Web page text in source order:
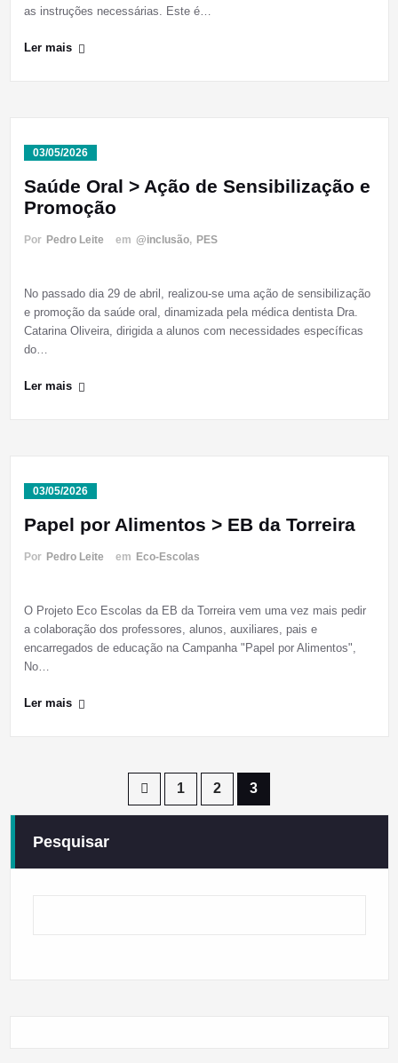
as instruções necessárias. Este é…
Ler mais
03/05/2026
Saúde Oral > Ação de Sensibilização e
Promoção
Por Pedro Leite em @inclusão, PES
No passado dia 29 de abril, realizou-se uma ação de sensibilização
e promoção da saúde oral, dinamizada pela médica dentista Dra.
Catarina Oliveira, dirigida a alunos com necessidades específicas
do…
Ler mais
03/05/2026
Papel por Alimentos > EB da Torreira
Por Pedro Leite em Eco-Escolas
O Projeto Eco Escolas da EB da Torreira vem uma vez mais pedir
a colaboração dos professores, alunos, auxiliares, pais e
encarregados de educação na Campanha "Papel por Alimentos",
No…
Ler mais
conteúdos
1 2 3
Pesquisar